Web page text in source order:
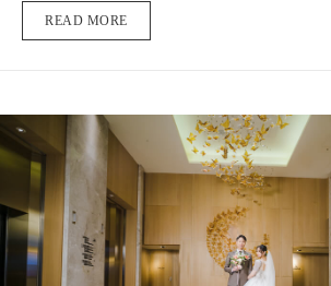
READ MORE